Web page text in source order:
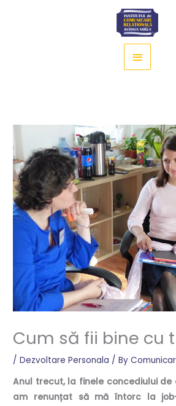
Main
Menu
Cum să fii bine cu
/Dezvoltare Personala / By
Anul trecut, la finele concediului de
am renunțat să mă întorc la